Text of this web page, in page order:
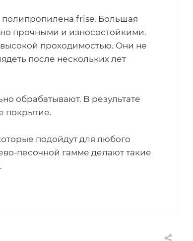
frise. Большая
прочными и износостойкими.
проходимостью. Они не
после нескольких лет
обрабатывают. В результате
покрытие.
подойдут для любого
песочной гамме делают такие